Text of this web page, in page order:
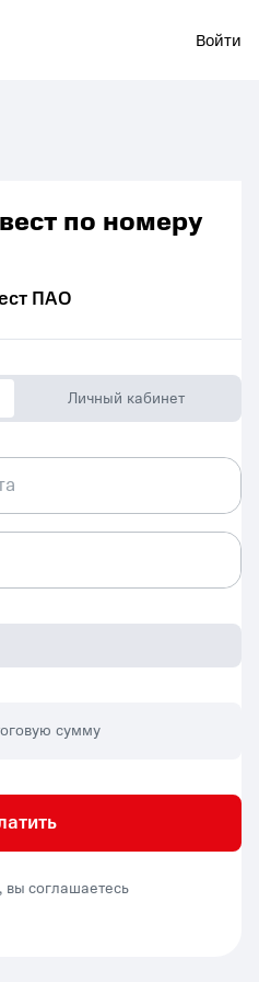
Войти
по номеру
ПАО
Личный кабинет
сумму
соглашаетесь